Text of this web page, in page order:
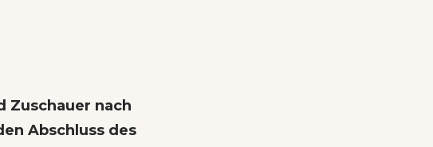
Zuschauer nach
Abschluss des